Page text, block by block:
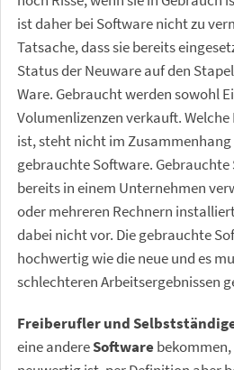
ist daher bei Software nicht zu
Tatsache, dass sie bereits
Status der Neuware auf den
Ware. Gebraucht werden sowohl
Volumenlizenzen verkauft.
ist, steht nicht im
gebrauchte Software.
bereits in einem Unternehmen
oder mehreren Rechnern
dabei nicht vor. Die gebrauchte
hochwertig wie die neue und es
schlechteren Arbeitsergebnissen
Freiberufler und
eine andereSoftware